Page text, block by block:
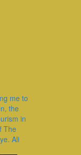
me to
the
in
The
Ali